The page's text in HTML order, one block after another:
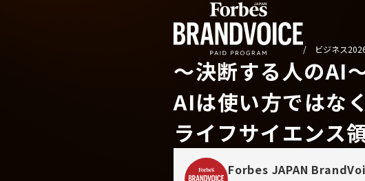
/ ビジネス
〜決断する人のAI
AIは使い方ではな
ライフサイエンス
Forbes JAPAN